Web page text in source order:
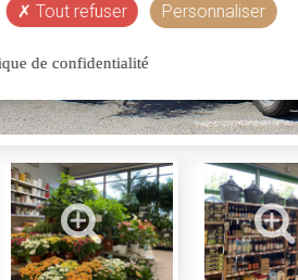
Tout refuser Personnaliser
de confidentialité